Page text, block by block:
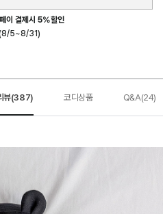
이 결제시 5%할인
(8/5~8/31)
뷰(387) 코디상품 Q&A(24)